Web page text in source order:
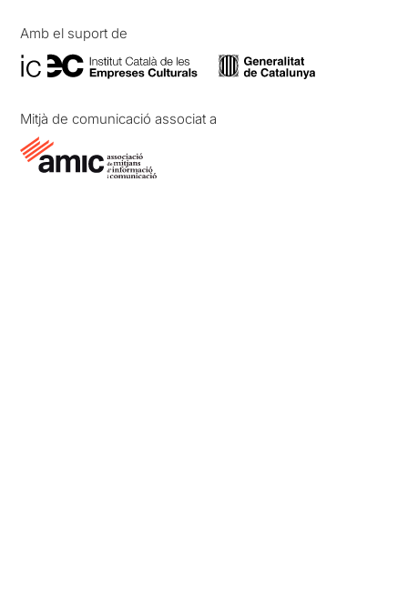
Amb el suport de
Mitjà de comunicació associat a